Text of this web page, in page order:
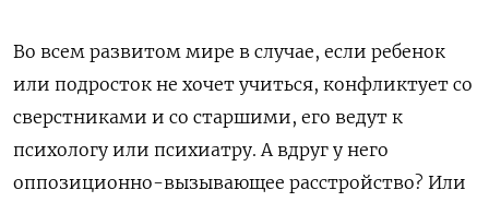
Во всем развитом мире в случае, если ребенок
или подросток не хочет учиться, конфликтует со
сверстниками и со старшими, его ведут к
психологу или психиатру. А вдруг у него
оппозиционно-вызывающее расстройство? Или